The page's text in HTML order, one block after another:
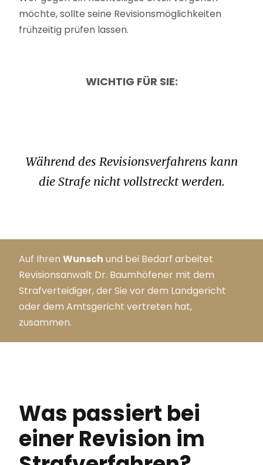
möchte, sollte seine Revisionsmöglichkeiten
frühzeitig prüfen lassen.
WICHTIG FÜR SIE:
Während des Revisionsverfahrens kann
die Strafe nicht vollstreckt werden.
Auf Ihren Wunsch und bei Bedarf arbeitet
Revisionsanwalt Dr. Baumhöfener mit dem
Strafverteidiger, der Sie vor dem Landgericht
oder dem Amtsgericht vertreten hat,
zusammen.
Was passiert bei
einer Revision im